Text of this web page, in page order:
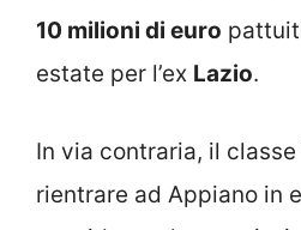
10 milioni di euro
estate per l’ex Lazio.
In via contraria, il
rientrare ad Appiano in